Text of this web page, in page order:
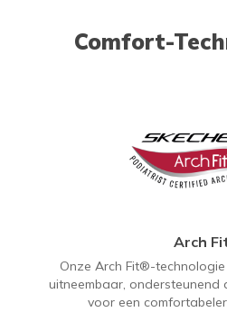
Comfort-
Arch
Onze Arch Fit®-
uitneembaar, ondersteunend
voor een